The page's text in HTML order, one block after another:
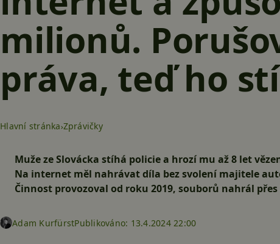
milionů.
práva, teď ho
Hlavní stránka Zprávičky
Muže ze Slovácka stíhá policie a hrozí mu až 8 let
Na internet měl nahrávat díla bez svolení majitele
Činnost provozoval od roku 2019, souborů nahrál přes
Adam KurfürstPublikováno: 13.4.2024 22:00